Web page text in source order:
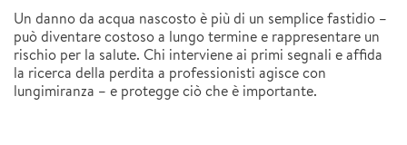
Un danno da acqua nascosto è più di un semplice fastidio –
può diventare costoso a lungo termine e rappresentare un
rischio per la salute. Chi interviene ai primi segnali e affida
la ricerca della perdita a professionisti agisce con
lungimiranza – e protegge ciò che è importante.